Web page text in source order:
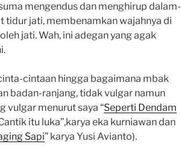
mengendus dan menghirup dalam-
tidur jati, membenamkan wajahnya di
jati. Wah, ini adegan yang agak
cintaan hingga bagaimana mbak
badan-ranjang, tidak vulgar namun
vulgar menurut saya “Seperti Dendam
itu luka”,karya eka kurniawan dan
Sapi” karya Yusi Avianto).